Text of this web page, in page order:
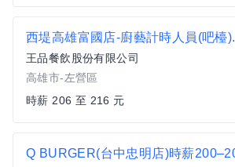
西堤高雄富國店-廚藝計時人員(吧檯).
王品餐飲股份有限公司
高雄市-左營區
時薪 206 至 216 元